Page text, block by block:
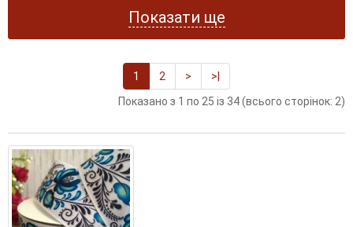
Показати ще
1 2 >
>|
Показано з 1 по 25 із 34 (всього сторінок: 2)